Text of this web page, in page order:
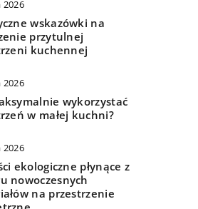
2026
wskazówki na
przytulnej
kuchennej
2026
wykorzystać
w małej kuchni?
2026
ekologiczne płynące z
nowoczesnych
na przestrzenie